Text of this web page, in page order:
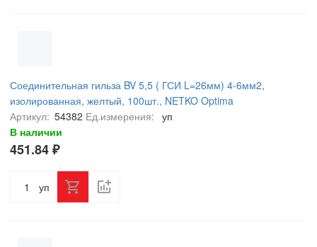
Соединительная гильза BV 5,5 ( ГСИ L=26мм) 4-6мм2,
изолированная, желтый, 100шт., NETKO Optima
Артикул: 54382 Ед.измерения: уп
В наличии
451.84 ₽
уп